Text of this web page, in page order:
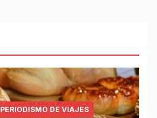
PERIODISMO DE VIAJES